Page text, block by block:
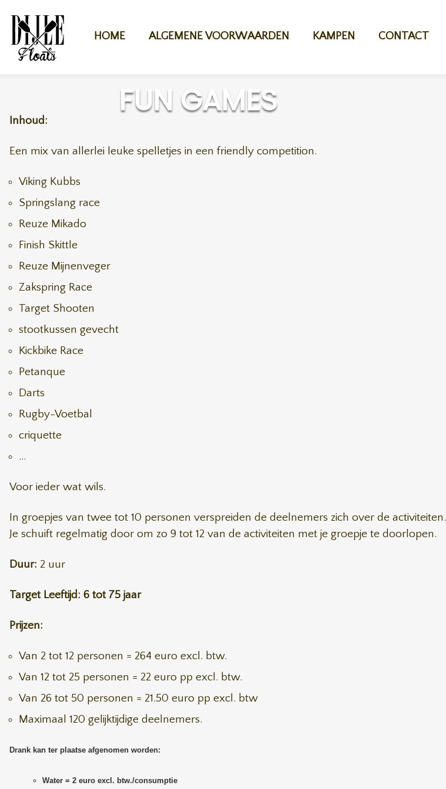
HOME ALGEMENE VOORWAARDEN KAMPEN CONTACT
FUN GAMES
Inhoud:
Een mix van allerlei leuke spelletjes in een friendly competition.
Viking Kubbs
Springslang race
Reuze Mikado
Finish Skittle
Reuze Mijnenveger
Zakspring Race
Target Shooten
stootkussen gevecht
Kickbike Race
Petanque
Darts
Rugby-Voetbal
criquette
...
Voor ieder wat wils.
In groepjes van twee tot 10 personen verspreiden de deelnemers zich over de activiteiten.
Je schuift regelmatig door om zo 9 tot 12 van de activiteiten met je groepje te doorlopen.
Duur: 2 uur
Target Leeftijd: 6 tot 75 jaar
Prijzen:
Van 2 tot 12 personen = 264 euro excl. btw.
Van 12 tot 25 personen = 22 euro pp excl. btw.
Van 26 tot 50 personen = 21.50 euro pp excl. btw
Maximaal 120 gelijktijdige deelnemers.
Drank kan ter plaatse afgenomen worden:
Water = 2 euro excl. btw./consumptie